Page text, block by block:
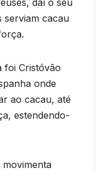
serviam cacau
foi Cristóvão
onde
ao cacau, até
estendendo-